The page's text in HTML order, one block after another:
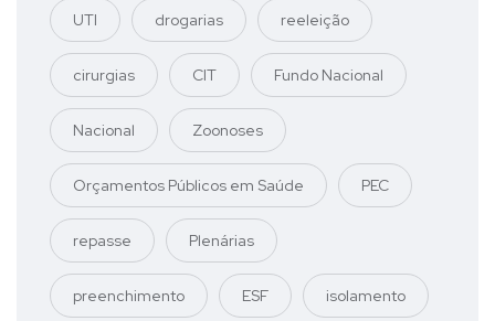
UTI drogarias reeleição
cirurgias CIT Fundo Nacional
Nacional Zoonoses
Orçamentos Públicos em Saúde PEC
repasse Plenárias
preenchimento ESF isolamento